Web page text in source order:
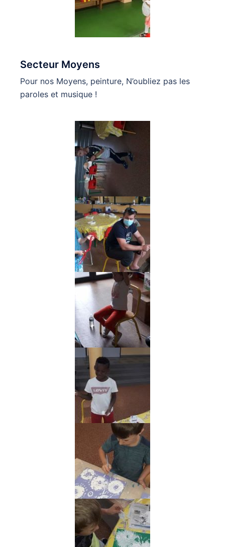
Secteur Moyens
Pour nos Moyens, peinture, N’oubliez pas les
paroles et musique !